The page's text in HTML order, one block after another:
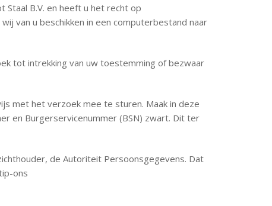
B.V. en heeft u het recht op
van u beschikken in een computerbestand naar
tot intrekking van uw toestemming of bezwaar
met het verzoek mee te sturen. Maak in deze
en Burgerservicenummer (BSN) zwart. Dit ter
de Autoriteit Persoonsgegevens. Dat
ons